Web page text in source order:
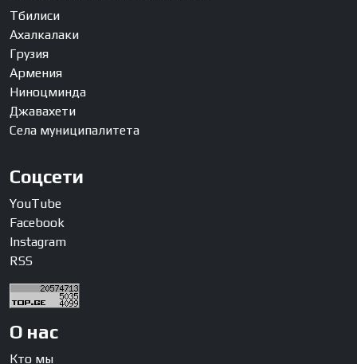
Тбилиси
Ахалкалаки
Грузия
Армения
Ниноцминда
Джавахети
Села муниципалитета
Соцсети
YouTube
Facebook
Instagram
RSS
О нас
Кто мы